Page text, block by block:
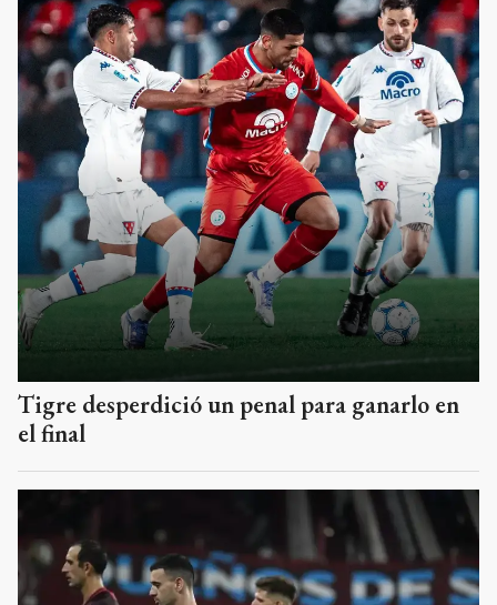
Tigre desperdició un penal para ganarlo en
el final